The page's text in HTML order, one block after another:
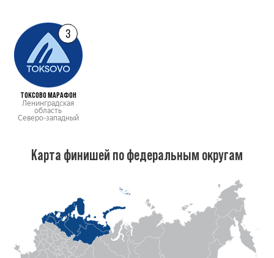
3
ТОКСОВО МАРАФОН
Ленинградская
область
Северо-западный
Карта финишей по федеральным округам